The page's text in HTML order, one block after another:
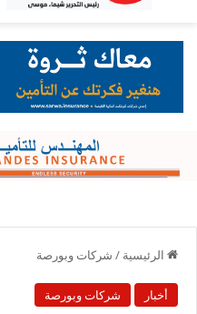
الرئيسية / شركات وبورصة
أخبار شركات وبورصة